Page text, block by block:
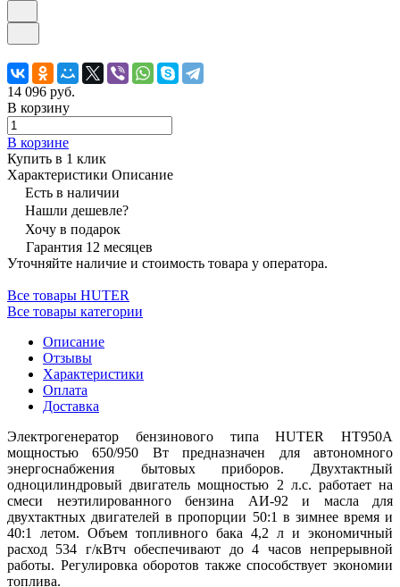
14 096 руб.
В корзину
В корзине
Купить в 1 клик
Характеристики Описание
Есть в наличии
Нашли дешевле?
Хочу в подарок
Гарантия 12 месяцев
Уточняйте наличие и стоимость товара у оператора.
Все товары HUTER
Все товары категории
Описание
Отзывы
Характеристики
Оплата
Доставка
Электрогенератор бензинового типа HUTER HT950A
мощностью 650/950 Вт предназначен для автономного
энергоснабжения бытовых приборов. Двухтактный
одноцилиндровый двигатель мощностью 2 л.с. работает на
смеси неэтилированного бензина АИ-92 и масла для
двухтактных двигателей в пропорции 50:1 в зимнее время и
40:1 летом. Объем топливного бака 4,2 л и экономичный
расход 534 г/кВтч обеспечивают до 4 часов непрерывной
работы. Регулировка оборотов также способствует экономии
топлива.